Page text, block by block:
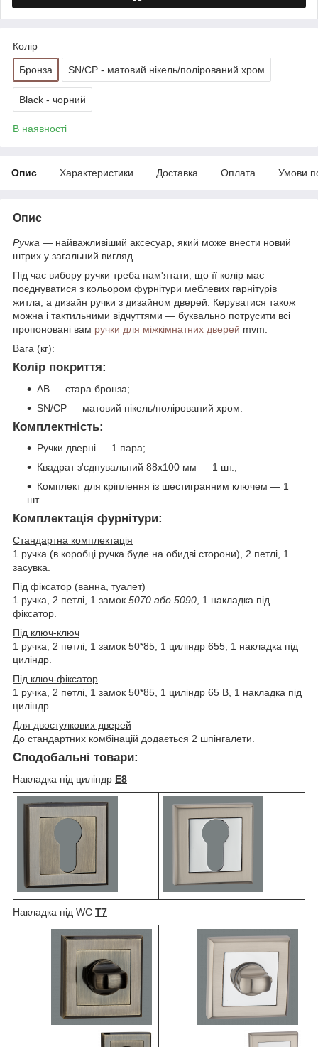
Колір
Бронза SN/CP - матовий нікель/полірований хром
Black - чорний
В наявності
Опис Характеристики Доставка Оплата Умови
Опис
Ручка — найважливіший аксесуар, який може внести новий
штрих у загальний вигляд.
Під час вибору ручки треба пам'ятати, що її колір має
поєднуватися з кольором фурнітури меблевих гарнітурів
житла, а дизайн ручки з дизайном дверей. Керуватися також
можна і тактильними відчуттями — буквально потрусити всі
пропоновані вам ручки для міжкімнатних дверей mvm.
Вага (кг):
Колір покриття:
AB — стара бронза;
SN/CP — матовий нікель/полірований хром.
Комплектність:
Ручки дверні — 1 пара;
Квадрат з'єднувальний 88х100 мм — 1 шт.;
Комплект для кріплення із шестигранним ключем — 1
шт.
Комплектація фурнітури:
Стандартна комплектація
1 ручка (в коробці ручка буде на обидві сторони), 2 петлі, 1
засувка.
Під фіксатор (ванна, туалет)
1 ручка, 2 петлі, 1 замок 5070 або 5090 , 1 накладка під
фіксатор.
Під ключ-ключ
1 ручка, 2 петлі, 1 замок 50*85, 1 циліндр 655, 1 накладка під
циліндр.
Під ключ-фіксатор
1 ручка, 2 петлі, 1 замок 50*85, 1 циліндр 65 В, 1 накладка під
циліндр.
Для двостулкових дверей
До стандартних комбінацій додається 2 шпінгалети.
Сподобальні товари:
Накладка під циліндр E8
Накладка під WC T7